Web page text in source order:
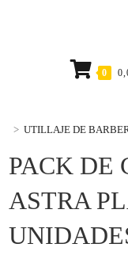
0
PACK DE
ASTRA
> UTILLAJE DE